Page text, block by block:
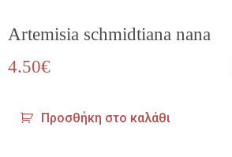
Αrtemisia schmidtiana nana
4.50€
Προσθήκη στο καλάθι